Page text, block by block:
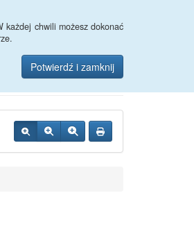
każdej chwili możesz dokonać
Potwierdź i zamknij